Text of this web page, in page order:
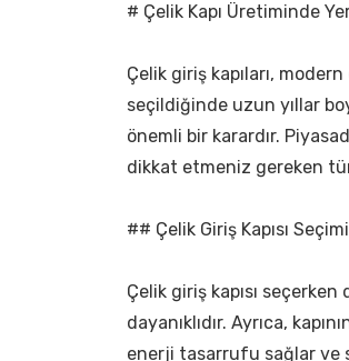
# Çelik Kapı Üretiminde
Çelik giriş kapıları,
seçildiğinde uzun yıllar
önemli bir karardır.
dikkat etmeniz gereken
## Çelik Giriş Kapısı
Çelik giriş kapısı
dayanıklıdır. Ayrıca,
enerji tasarrufu sağlar ve